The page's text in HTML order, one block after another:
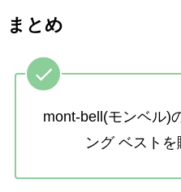
まとめ
mont-bell(モンベル)
ング ベストを